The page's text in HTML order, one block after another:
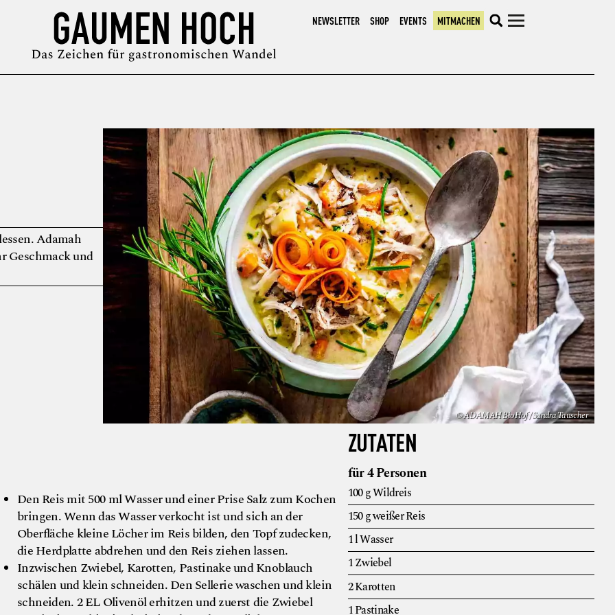
NEWSLETTER SHOP EVENTS MITMACHEN
MAGAZIN GUIDE PODCAST ÜBER UNS SYMPOSIUM
Adamah
Geschmack und
© ADAMAH BioHof / Sandra Tauscher
Den Reis mit 500 ml Wasser und einer Prise Salz zum Kochen
bringen. Wenn das Wasser verkocht ist und sich an der
Oberfläche kleine Löcher im Reis bilden, den Topf zudecken,
die Herdplatte abdrehen und den Reis ziehen lassen.
Inzwischen Zwiebel, Karotten, Pastinake und Knoblauch
schälen und klein schneiden. Den Sellerie waschen und klein
schneiden. 2 EL Olivenöl erhitzen und zuerst die Zwiebel
ZUTATEN
für 4 Personen
100gWildreis
150gweißer Reis
1lWasser
1Zwiebel
2Karotten
1Pastinake